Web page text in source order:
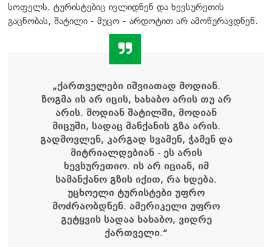
სოფელს. ტურისტებიც ივლიდნენ და ხევსურეთის
გაცნობას, შატილი - მუცო - არდოტით არ ამოწურავდნენ.
„ქართველები იშვიათად მოდიან.
ზოგმა ის არ იცის, ხახაბო არის თუ არ
არის. მოდიან შატილში, მოდიან
მიცუში, სადაც მანქანის გზა არის.
გადმოვლენ, კარგად სვამენ, ჭამენ და
მიტრიალდებიან - ეს არის
ხევსურეთიო. ის არ იციან, იმ
სამანქანო გზის იქით, რა ხდება.
უცხოელი ტურისტები უფრო
მოძრაობდნენ. ამერიკელი უფრო
გეტყვის სადაა ხახაბო, ვიდრე
ქართველი.“